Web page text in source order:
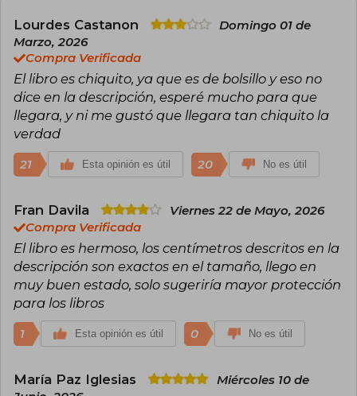
Lourdes Castanon
Domingo 01 de
Marzo, 2026
Compra Verificada
El libro es chiquito, ya que es de bolsillo y eso no
dice en la descripción, esperé mucho para que
llegara, y ni me gustó que llegara tan chiquito la
verdad
21 Esta opinión es útil 20 No es útil
Fran Davila
Viernes 22 de Mayo, 2026
Compra Verificada
El libro es hermoso, los centímetros descritos en la
descripción son exactos en el tamaño, llego en
muy buen estado, solo sugeriría mayor protección
para los libros
1 Esta opinión es útil 0 No es útil
María Paz Iglesias
Miércoles 10 de